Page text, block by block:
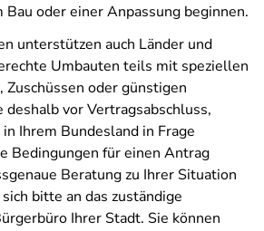
oder einer Anpassung beginnen.
unterstützen auch Länder und
Umbauten teils mit speziellen
Zuschüssen oder günstigen
deshalb vor Vertragsabschluss,
Ihrem Bundesland in Frage
Bedingungen für einen Antrag
Beratung zu Ihrer Situation
bitte an das zuständige
Ihrer Stadt. Sie können